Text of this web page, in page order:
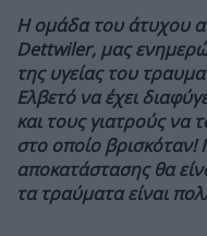
H ομάδα του άτυχου
Dettwiler, μας
της υγείας του
Ελβετό να έχει
και τους γιατρούς να
στο οποίο
αποκατάστασης θα
τα τραύματα είναι